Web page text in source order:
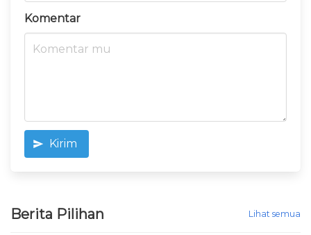
Komentar
Kirim
Berita Pilihan Lihat semua